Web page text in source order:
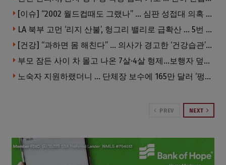
[이슈] “2002 월드컵때도 그랬나” … 심판 성접대 의혹 해외로 일파만파, 4강 신화까지 불똥
LA 북부 고먼 ‘리지 산불’, 헝그리 밸리로 급확산 … 5번 Fwy 양방향 전면 폐쇄
[건강] “과하면 몸 해친다” … 의사가 경고한 ‘건강습관’ 5가지
부모 잠든 사이 차 몰고 나온 7살·4살 형제…보행자 덮쳐 중태
노숙자 지원하랬더니 … 단체장 보수에 165만 달러 ‘펑펑’
PREV NEXT